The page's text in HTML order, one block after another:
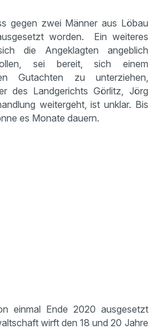
gegen zwei Männer aus Löbau
worden. Ein weiteres
die Angeklagten angeblich
sei bereit, sich einem
Gutachten zu unterziehen,
des Landgerichts Görlitz, Jörg
weitergeht, ist unklar. Bis
es Monate dauern.
einmal Ende 2020 ausgesetzt
wirft den 18 und 20 Jahre